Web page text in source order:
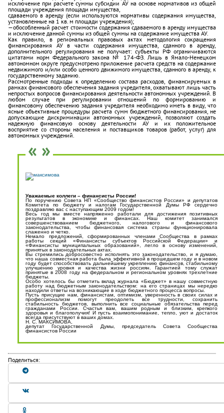
исключение при расчете суммы субсидии АУ на основе норма­тивов из общей
площади учре­ждения площади имущества,
сдаваемого в аренду (если используются нормативы содержания имущества,
установленные на 1 кв. м площади учреждения);
—обособленный расчет стоимости содержания сдаваемого в аренду имущества
и исключение данной суммы из общей суммы на содержание имущества АУ.
Как правило, в региональных правовых актах методология сокращения
финансирования АУ в части содержания имущества, сданного в аренду,
дополнительного регулирования не получает: субъекты РФ ограничиваются
цитатами норм Федерального закона № 174-ФЗ. Лишь в Ямало-Ненецком
автономном округе предусмотрено приложение расчета средств на содержание
недвижимого и/или особо ценного движимого имущества, сданного в аренду, к
государственному заданию.
Рассмотренные подходы к определению состава расходов, финансируемых в
рамках финансового обеспечения задания учредителя, охватывают лишь часть
непростых вопросов финансирования деятельности автономных учреждений. В
любом случае при регулировании отношений по формированию и
финансовому обеспечению задания учредителя необходимо иметь в виду, что
ясные объективные процедуры расчета сумм бюджетного финансирования, не
допускающие дискриминации автономных учреждений, позволяют создать
надежную финансовую основу деятельности АУ и их положительное
восприятие со стороны населения и поставщиков товаров (работ, услуг) для
автономных учреждений.
Уважаемые коллеги – финансисты России!
По поручению Совета НП «Сообщество финансистов России» и депутатов
Комитета по бюджету и налогам Государственной Думы РФ сердечно
поздравляю вас с наступающим 2009 годом!
Весь год мы вместе напряженно работали для достижения позитивных
результатов в экономике и финансах. Наш комитет занимался
совершенствованием бюджетного, налогового и финансового
законодательства, чтобы финансовая система страны функционировала
слаженно и четко.
Немало предложений, сформированных членами Сообщества в рамках
работы секций «Финансисты субъектов Российской Федерации» и
«Финансисты муниципальных образований», легло в основу изменений,
принятых в законодательных актах.
Вы стремились добросовестно исполнять это законодательство, и я думаю,
что наша совместная работа была эффективной в прошедшем году и в новом
году будет способствовать дальнейшему укреплению финансов, стабильному
улучшению уровня и качества жизни россиян. Гарантией тому служат
принятые в 2008 году на федеральном и региональном уровнях трехлетние
бюджеты.
Особо хотелось бы отметить вклад журнала «Бюджет» в нашу совместную
работу над бюджетным законодательством: на его страницах мы нередко
находили ответы на возникающие в ходе бюджетного процесса вопросы.
Пусть присущие нам, финансистам, оптимизм, уверенность в своих силах и
профессионализм помогут преодолеть все трудности, сохранить
стабильность бюджетов, выполнить все социальные обязательства перед
гражданами России. Счастья вам, вашим родным и близким, крепкого
здоровья и благополучия! И пусть взаимопонимание, тепло, уют и достаток
всегда присутствуют в ваших домах.
Н. С. МАКСИМОВА,
депутат Государственной Думы, председатель Совета Сообщества
финансистов России
Поделиться: